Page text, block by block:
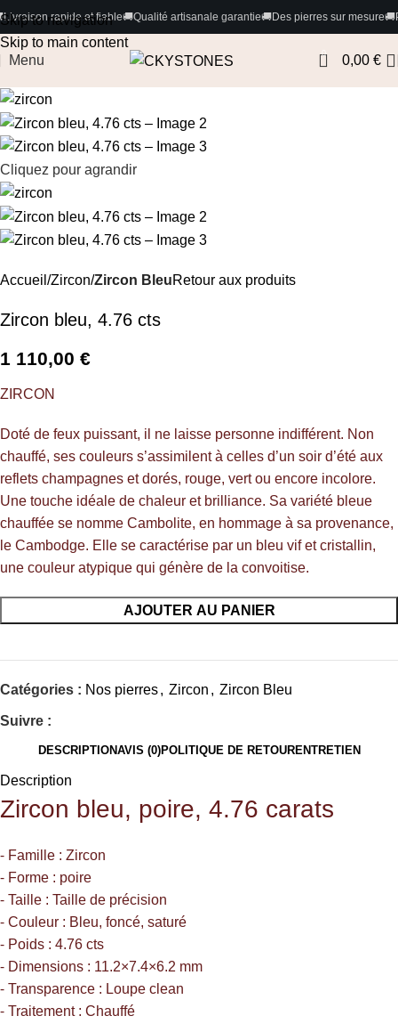
Skip to navigation
Skip to main content
et fiable🚚Qualité artisanale garantie🚚Des pierres sur mesure🚚Paiements
Menu 0 0,00 €
Cliquez pour agrandir
Accueil Zircon Zircon BleuRetour aux produits
Zircon bleu, 4.76 cts
1 110,00 €
ZIRCON
Doté de feux puissant, il ne laisse personne indifférent. Non
chauffé, ses couleurs s’assimilent à celles d’un soir d’été aux
reflets champagnes et dorés, rouge, vert ou encore incolore.
Une touche idéale de chaleur et brilliance. Sa variété bleue
chauffée se nomme Cambolite, en hommage à sa provenance,
le Cambodge. Elle se caractérise par un bleu vif et cristallin,
une couleur atypique qui génère de la convoitise.
AJOUTER AU PANIER
Catégories : Nos pierres, Zircon , Zircon Bleu
Suivre :
DESCRIPTIONAVIS (0)POLITIQUE DE RETOURENTRETIEN
Description
Zircon bleu, poire, 4.76 carats
⁃ Famille : Zircon
⁃ Forme : poire
⁃ Taille : Taille de précision
⁃ Couleur : Bleu, foncé, saturé
⁃ Poids : 4.76 cts
⁃ Dimensions : 11.2×7.4×6.2 mm
⁃ Transparence : Loupe clean
⁃ Traitement : Chauffé